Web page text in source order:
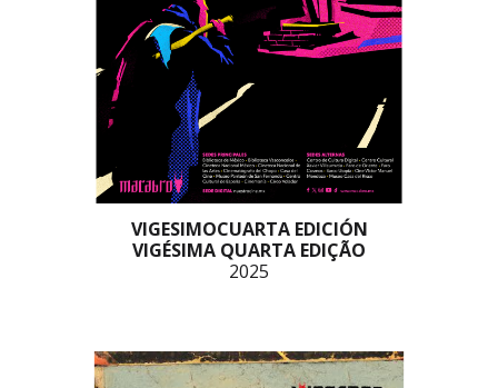
VIGESIMOCUARTA EDICIÓN
VIGÉSIMA QUARTA EDIÇÃO
2025